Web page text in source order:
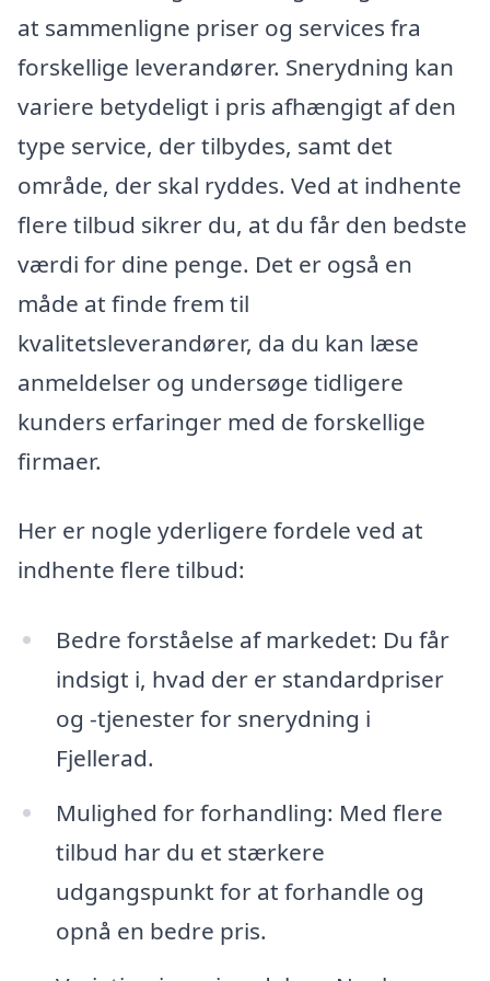
at sammenligne priser og services fra
forskellige leverandører. Snerydning kan
variere betydeligt i pris afhængigt af den
type service, der tilbydes, samt det
område, der skal ryddes. Ved at indhente
flere tilbud sikrer du, at du får den bedste
værdi for dine penge. Det er også en
måde at finde frem til
kvalitetsleverandører, da du kan læse
anmeldelser og undersøge tidligere
kunders erfaringer med de forskellige
firmaer.
Her er nogle yderligere fordele ved at
indhente flere tilbud:
Bedre forståelse af markedet: Du får
indsigt i, hvad der er standardpriser
og -tjenester for snerydning i
Fjellerad.
Mulighed for forhandling: Med flere
tilbud har du et stærkere
udgangspunkt for at forhandle og
opnå en bedre pris.